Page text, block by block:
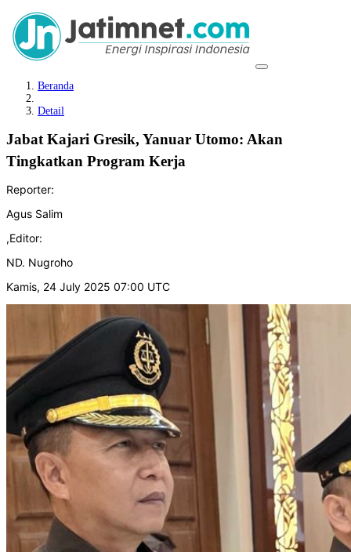
Beranda
Detail
Jabat Kajari Gresik, Yanuar Utomo: Akan
Tingkatkan Program Kerja
Reporter:
Agus Salim
,Editor:
ND. Nugroho
Kamis, 24 July 2025 07:00 UTC